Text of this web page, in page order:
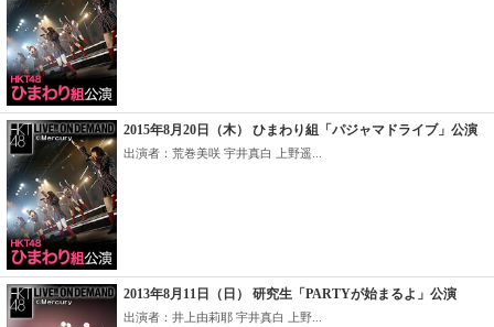
2015年8月20日（木） ひまわり組「パジャマドライブ」公演
出演者：荒巻美咲 宇井真白 上野遥...
2013年8月11日（日） 研究生「PARTYが始まるよ」公演
出演者：井上由莉耶 宇井真白 上野...